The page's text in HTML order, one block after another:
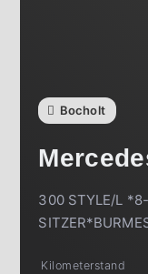
Bocholt
300 STYLE/L *8-
Kilometerstand